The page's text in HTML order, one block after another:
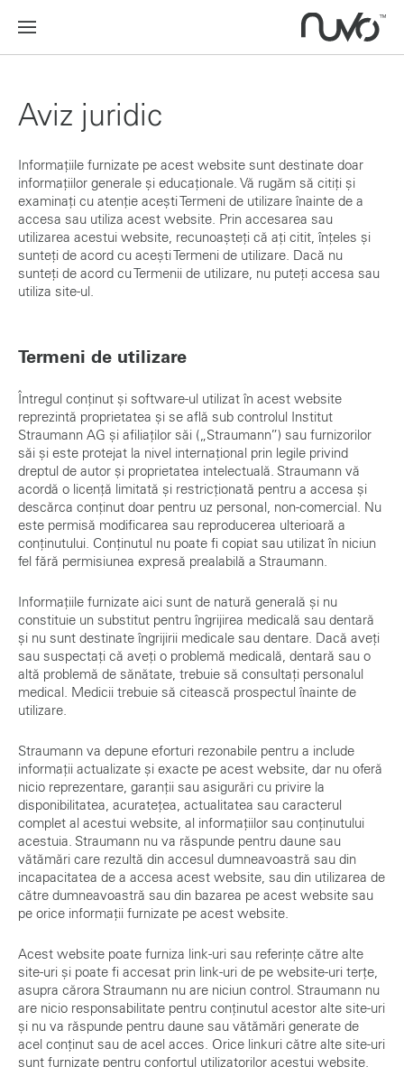
Aviz juridic
Informațiile furnizate pe acest website sunt destinate doar
informațiilor generale și educaționale. Vă rugăm să citiți și
examinați cu atenție acești Termeni de utilizare înainte de a
accesa sau utiliza acest website. Prin accesarea sau
utilizarea acestui website, recunoașteți că ați citit, înțeles și
sunteți de acord cu acești Termeni de utilizare. Dacă nu
sunteți de acord cu Termenii de utilizare, nu puteți accesa sau
utiliza site-ul.
Termeni de utilizare
Întregul conținut și software-ul utilizat în acest website
reprezintă proprietatea și se află sub controlul Institut
Straumann AG și afiliaților săi („Straumann”) sau furnizorilor
săi și este protejat la nivel internațional prin legile privind
dreptul de autor și proprietatea intelectuală. Straumann vă
acordă o licență limitată și restricționată pentru a accesa și
descărca conținut doar pentru uz personal, non-comercial. Nu
este permisă modificarea sau reproducerea ulterioară a
conținutului. Conținutul nu poate fi copiat sau utilizat în niciun
fel fără permisiunea expresă prealabilă a Straumann.
Informațiile furnizate aici sunt de natură generală și nu
constituie un substitut pentru îngrijirea medicală sau dentară
și nu sunt destinate îngrijirii medicale sau dentare. Dacă aveți
sau suspectați că aveți o problemă medicală, dentară sau o
altă problemă de sănătate, trebuie să consultați personalul
medical. Medicii trebuie să citească prospectul înainte de
utilizare.
Straumann va depune eforturi rezonabile pentru a include
informații actualizate și exacte pe acest website, dar nu oferă
nicio reprezentare, garanții sau asigurări cu privire la
disponibilitatea, acuratețea, actualitatea sau caracterul
complet al acestui website, al informațiilor sau conținutului
acestuia. Straumann nu va răspunde pentru daune sau
vătămări care rezultă din accesul dumneavoastră sau din
incapacitatea de a accesa acest website, sau din utilizarea de
către dumneavoastră sau din bazarea pe acest website sau
pe orice informații furnizate pe acest website.
Acest website poate furniza link-uri sau referințe către alte
site-uri și poate fi accesat prin link-uri de pe website-uri terțe,
asupra cărora Straumann nu are niciun control. Straumann nu
are nicio responsabilitate pentru conținutul acestor alte site-uri
și nu va răspunde pentru daune sau vătămări generate de
acel conținut sau de acel acces. Orice linkuri către alte site-uri
sunt furnizate pentru confortul utilizatorilor acestui website.